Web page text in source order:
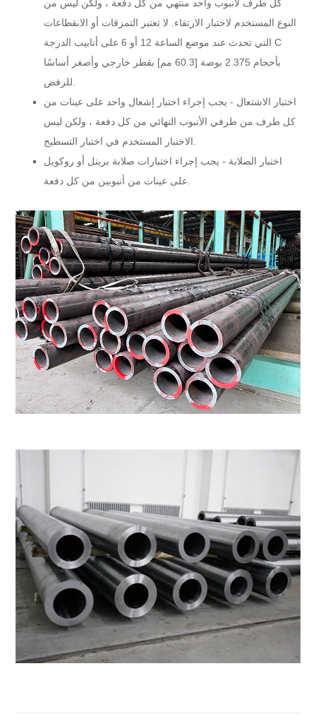
كل طرف لأنبوب واحد منتهي من كل دفعة ، ولكن ليس من
النوع المستخدم لاختبار الارتقاء. لا تعتبر التمزقات أو الانقطاعات
التي تحدث عند موضع الساعة 12 أو 6 على أنابيب الدرجة C
بأحجام 2.375 بوصة [60.3 مم] بقطر خارجي وأصغر أساسًا
اختبار الاشتعال - يجب إجراء اختبار إشعال واحد على عينات من
كل طرف من طرفي الأنبوب النهائي من كل دفعة ، ولكن ليس
اختبار الصلابة - يجب إجراء اختبارات صلابة برينل أو روكويل